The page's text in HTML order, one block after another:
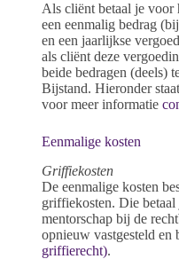
Als cliënt betaal je voor
een eenmalig bedrag
en een jaarlijkse
als cliënt deze
beide bedragen (deels)
Bijstand. Hieronder
voor meer informatie
Eenmalige kosten
Griffiekosten
De eenmalige kosten
griffiekosten. Die
mentorschap bij de
opnieuw vastgesteld en
griffierecht).